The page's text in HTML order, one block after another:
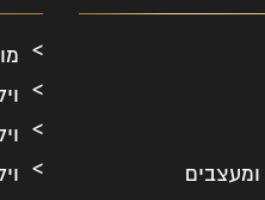
ומעצבים